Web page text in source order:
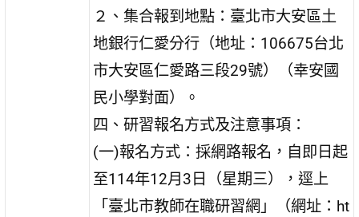
２、集合報到地點：臺北市大安區土
地銀行仁愛分行（地址：106675台北
市大安區仁愛路三段29號）（幸安國
民小學對面）。
四、研習報名方式及注意事項：
(一)報名方式：採網路報名，自即日起
至114年12月3日（星期三），逕上
「臺北市教師在職研習網」（網址：ht